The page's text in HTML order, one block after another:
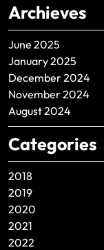
Archieves
June 2025
January 2025
December 2024
November 2024
August 2024
Categories
2018
2019
2020
2021
2022